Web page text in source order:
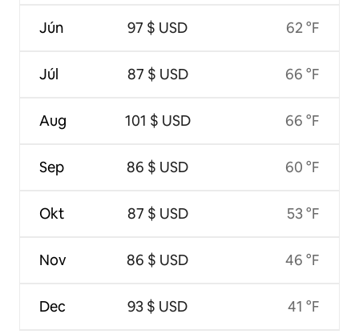
Jún
Júl
Aug
Sep
Okt
Nov
Dec
97 $ USD
87 $ USD
101 $ USD
86 $ USD
87 $ USD
86 $ USD
93 $ USD
62 °F
66 °F
66 °F
60 °F
53 °F
46 °F
41 °F